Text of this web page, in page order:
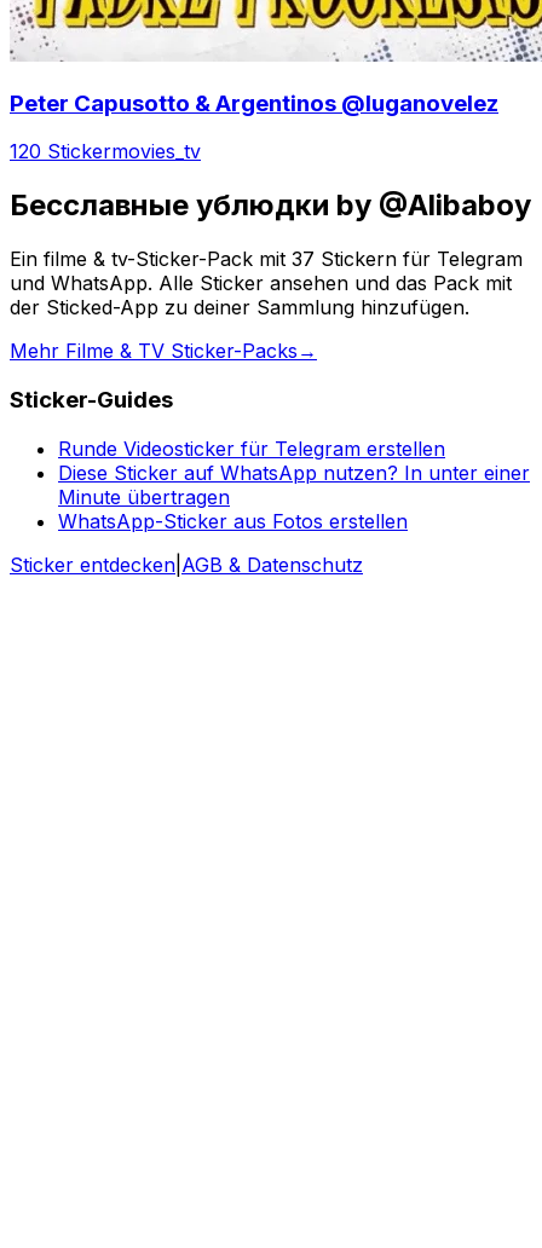
Peter Capusotto & Argentinos @luganovelez
120 Stickermovies_tv
Бесславные ублюдки by @Alibaboy
Ein filme & tv-Sticker-Pack mit 37 Stickern für Telegram
und WhatsApp. Alle Sticker ansehen und das Pack mit
der Sticked-App zu deiner Sammlung hinzufügen.
Mehr Filme & TV Sticker-Packs →
Sticker-Guides
Runde Videosticker für Telegram erstellen
Diese Sticker auf WhatsApp nutzen? In unter einer
Minute übertragen
WhatsApp-Sticker aus Fotos erstellen
Sticker entdecken AGB & Datenschutz